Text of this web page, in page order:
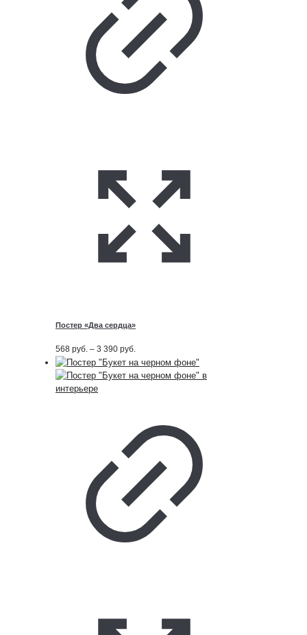
Постер «Два сердца»
568 руб. – 3 390 руб.
цен:
568
руб.